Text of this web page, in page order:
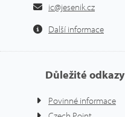
ic@jesenik.cz
Další informace
Důležité odkazy
Povinné informace